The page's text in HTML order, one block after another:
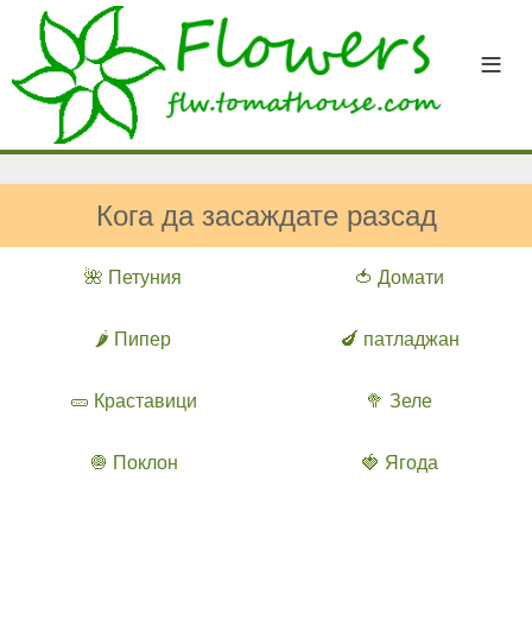
Кога да засаждате разсад
🌺 Петуния 🍅 Домати
🌶️ Пипер 🍆 патладжан
🥒 Краставици 🥦 Зеле
🧅 Поклон 🍓 Ягода